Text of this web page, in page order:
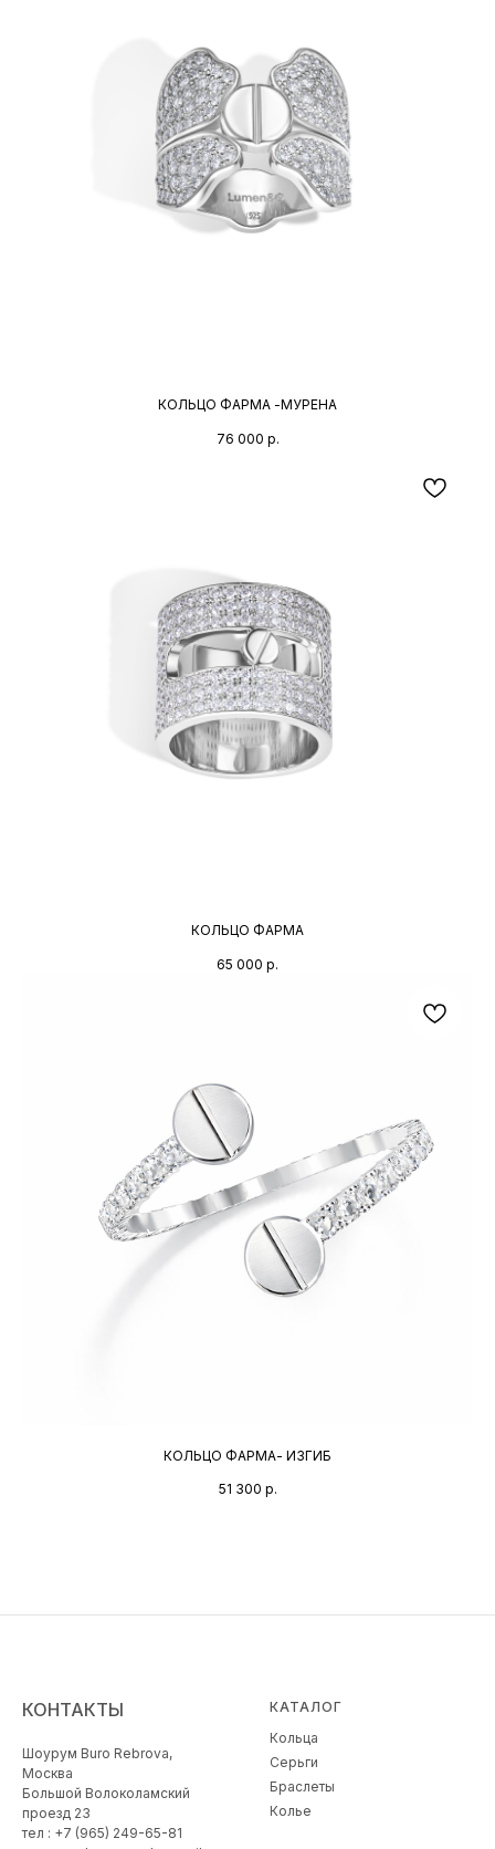
КОЛЬЦО ФАРМА -МУРЕНА
76 000 р.
КОЛЬЦО ФАРМА
65 000 р.
КОЛЬЦО ФАРМА- ИЗГИБ
51 300 р.
КОНТАКТЫ
Шоурум Buro Rebrova,
Москва
Большой Волоколамский
проезд 23
тел : +7 (965) 249-65-81
КАТАЛОГ
Кольца
Серьги
Браслеты
Колье